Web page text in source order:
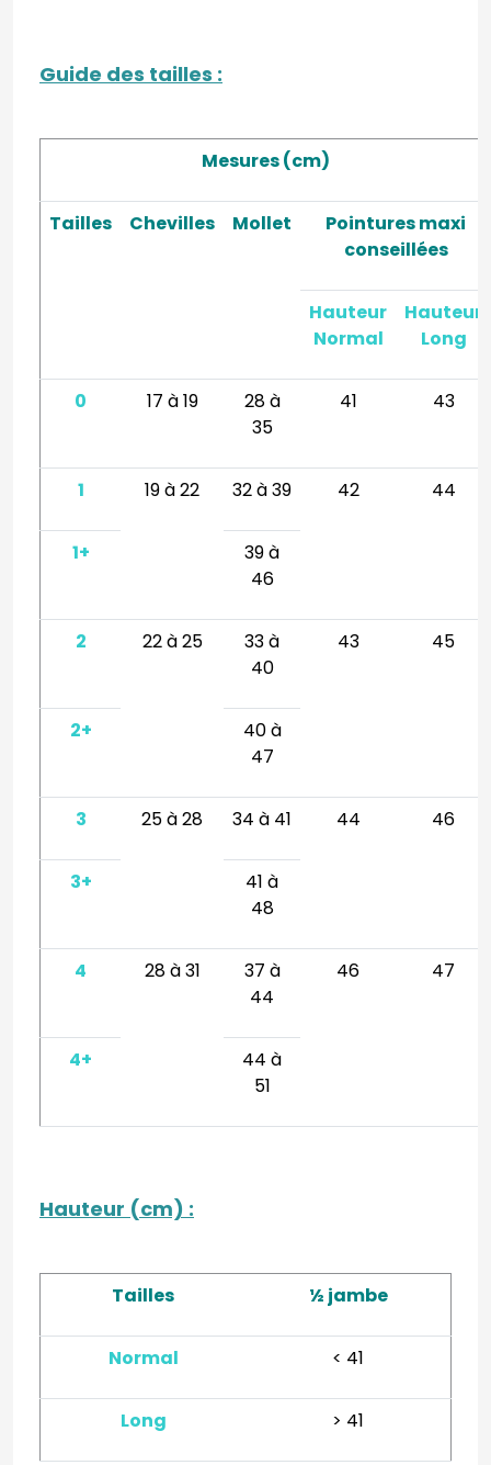
Guide des tailles :
Mesures (cm)
Tailles Chevilles Mollet
Pointures maxi
conseillées
Hauteur
Normal
Hauteur
Long
0 17 à 19
28 à
35
41 43
1 19 à 22 32 à 39 42 44
1+
39 à
46
2 22 à 25
33 à
40
43 45
2+
40 à
47
3 25 à 28 34 à 41 44 46
3+
41 à
48
4 28 à 31
37 à
44
46 47
4+
44 à
51
Hauteur (cm) :
Tailles ½ jambe
Normal < 41
Long > 41